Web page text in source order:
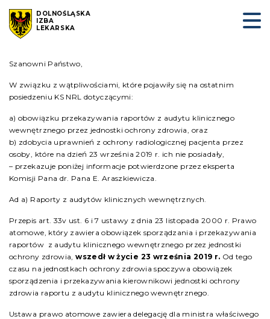
DOLNOŚLĄSKA
IZBA
LEKARSKA
Szanowni Państwo,
W związku z wątpliwościami, które pojawiły się na ostatnim
posiedzeniu KS NRL dotyczącymi:
a) obowiązku przekazywania raportów z audytu klinicznego
wewnętrznego przez jednostki ochrony zdrowia, oraz
b) zdobycia uprawnień z ochrony radiologicznej pacjenta przez
osoby, które na dzień 23 września 2019 r. ich nie posiadały,
– przekazuje poniżej informacje potwierdzone przez eksperta
Komisji Pana dr. Pana E. Araszkiewicza.
Ad a) Raporty z audytów klinicznych wewnętrznych.
Przepis art. 33v ust. 6 i 7 ustawy z dnia 23 listopada 2000 r. Prawo
atomowe, który zawiera obowiązek sporządzania i przekazywania
raportów z audytu klinicznego wewnętrznego przez jednostki
ochrony zdrowia,wszedł w życie 23 września 2019 r. Od tego
czasu na jednostkach ochrony zdrowia spoczywa obowiązek
sporządzenia i przekazywania kierownikowi jednostki ochrony
zdrowia raportu z audytu klinicznego wewnętrznego.
Ustawa prawo atomowe zawiera delegację dla ministra właściwego